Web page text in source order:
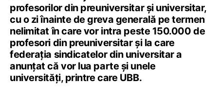
profesorilor din preuniversitar și universitar,
cu o zi înainte de greva generală pe termen
nelimitat în care vor intra peste 150.000 de
profesori din preuniversitar și la care
federația sindicatelor din universitar a
anunțat că vor lua parte și unele
universități, printre care UBB.